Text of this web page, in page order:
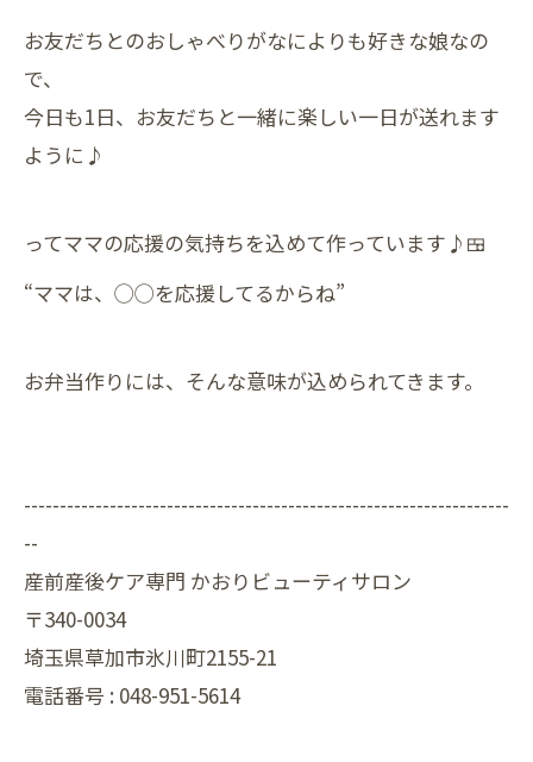
お友だちとのおしゃべりがなによりも好きな娘なの
で、
今日も1日、お友だちと一緒に楽しい一日が送れます
ように♪
ってママの応援の気持ちを込めて作っています♪🍱
“ママは、◯◯を応援してるからね”
お弁当作りには、そんな意味が込められてきます。
--------------------------------------------------------------------
--
産前産後ケア専門 かおりビューティサロン
〒340-0034
埼玉県草加市氷川町2155-21
電話番号 : 048-951-5614